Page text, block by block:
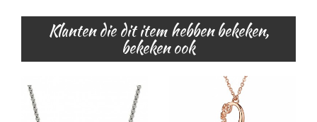
Klanten die dit item hebben bekeken,
bekeken ook